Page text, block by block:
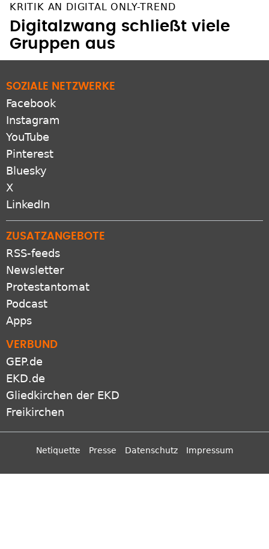
KRITIK AN DIGITAL ONLY-TREND
Digitalzwang schließt viele
Gruppen aus
SOZIALE NETZWERKE
Facebook
Instagram
YouTube
Pinterest
Bluesky
X
LinkedIn
ZUSATZANGEBOTE
RSS-feeds
Newsletter
Protestantomat
Podcast
Apps
VERBUND
GEP.de
EKD.de
Gliedkirchen der EKD
Freikirchen
Netiquette Presse Datenschutz Impressum